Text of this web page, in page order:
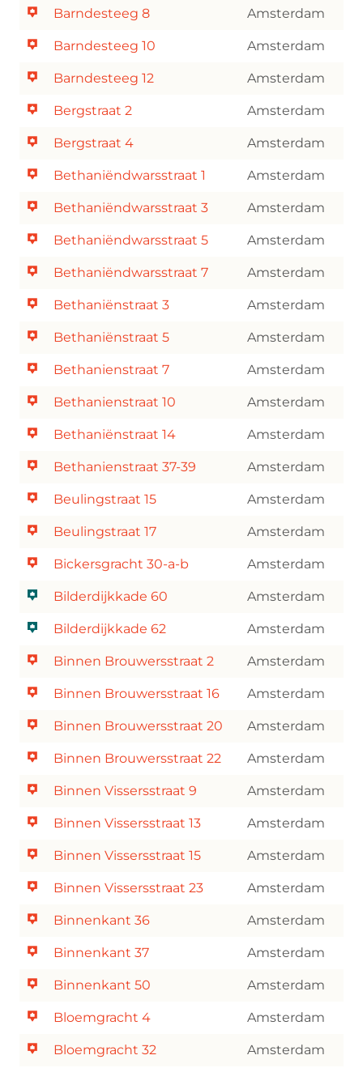
Barndesteeg 8 Amsterdam
Barndesteeg 10 Amsterdam
Barndesteeg 12 Amsterdam
Bergstraat 2 Amsterdam
Bergstraat 4 Amsterdam
Bethaniëndwarsstraat 1 Amsterdam
Bethaniëndwarsstraat 3 Amsterdam
Bethaniëndwarsstraat 5 Amsterdam
Bethaniëndwarsstraat 7 Amsterdam
Bethaniënstraat 3 Amsterdam
Bethaniënstraat 5 Amsterdam
Bethanienstraat 7 Amsterdam
Bethanienstraat 10 Amsterdam
Bethaniënstraat 14 Amsterdam
Bethanienstraat 37-39 Amsterdam
Beulingstraat 15 Amsterdam
Beulingstraat 17 Amsterdam
Bickersgracht 30-a-b Amsterdam
Bilderdijkkade 60 Amsterdam
Bilderdijkkade 62 Amsterdam
Binnen Brouwersstraat 2 Amsterdam
Binnen Brouwersstraat 16 Amsterdam
Binnen Brouwersstraat 20 Amsterdam
Binnen Brouwersstraat 22 Amsterdam
Binnen Vissersstraat 9 Amsterdam
Binnen Vissersstraat 13 Amsterdam
Binnen Vissersstraat 15 Amsterdam
Binnen Vissersstraat 23 Amsterdam
Binnenkant 36 Amsterdam
Binnenkant 37 Amsterdam
Binnenkant 50 Amsterdam
Bloemgracht 4 Amsterdam
Bloemgracht 32 Amsterdam